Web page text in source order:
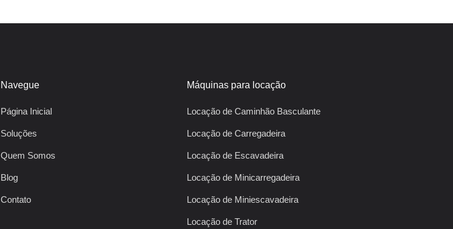
Navegue
Página Inicial
Soluções
Quem Somos
Blog
Contato
Máquinas para locação
Locação de Caminhão Basculante
Locação de Carregadeira
Locação de Escavadeira
Locação de Minicarregadeira
Locação de Miniescavadeira
Locação de Trator